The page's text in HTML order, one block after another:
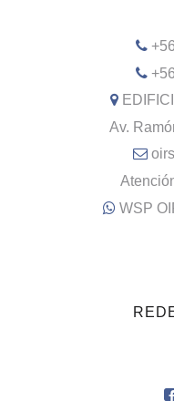
Av.
WSP